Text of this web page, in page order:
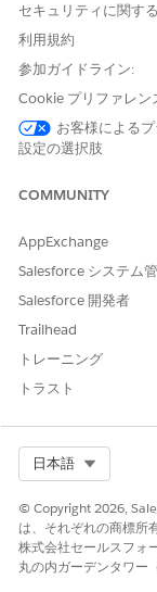
Use a Custom
ナレッジ記事番号
ご
セキュリティに関す
利用規約
参加ガイドライン:
Cookie プリファレン
お客様による
設定の選択肢
COMMUNITY
AppExchange
Salesforce システム
Salesforce 開発者
Trailhead
トレーニング
トラスト
日本語
© Copyright 2026,
は、それぞれの商標所
株式会社セールスフォ
丸の内ガーデンタワー